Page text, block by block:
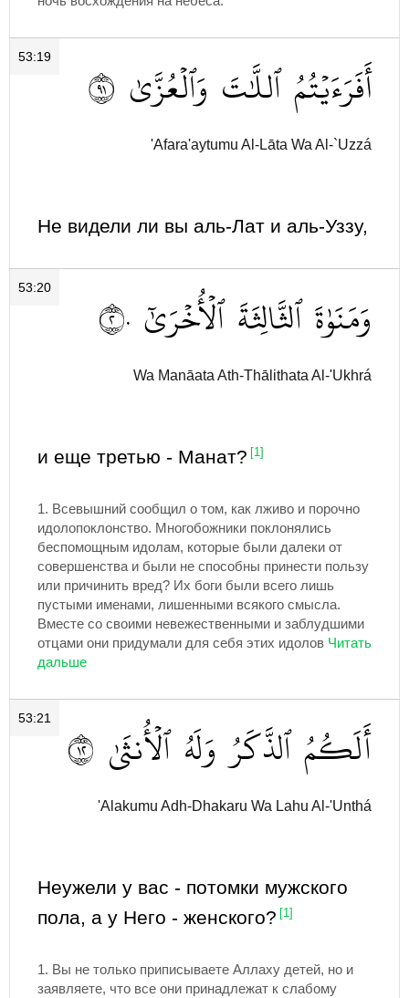
53:19 أَفَرَءَيۡتُمُ ٱللَّٰتَ وَٱلۡعُزَّىٰ ١٩
'Afara'aytumu Al-Lāta Wa Al-`Uzzá
Не видели ли вы аль-Лат и аль-Уззу,
53:20 وَمَنَوٰةَ ٱلثَّالِثَةَ ٱلۡأُخۡرَىٰٓ ٢٠
Wa Manāata Ath-Thālithata Al-'Ukhrá
и еще третью - Манат? [1]
1. Всевышний сообщил о том, как лживо и порочно
идолопоклонство. Многобожники поклонялись
беспомощным идолам, которые были далеки от
совершенства и были не способны принести пользу
или причинить вред? Их боги были всего лишь
пустыми именами, лишенными всякого смысла.
Вместе со своими невежественными и заблудшими
отцами они придумали для себя этих идолов
53:21 أَلَكُمُ ٱلذَّكَرُ وَلَهُ ٱلۡأُنثَىٰ ٢١
'Alakumu Adh-Dhakaru Wa Lahu Al-'Unthá
Неужели у вас - потомки мужского
пола, а у Него - женского?
[1]
1. Вы не только приписываете Аллаху детей, но и
заявляете, что все они принадлежат к слабому